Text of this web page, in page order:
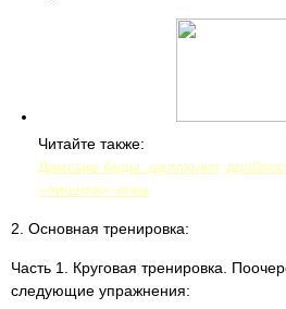
Читайте также:
Дамские беды: целлюлит,
«лишняя» кожа
2. Основная тренировка:
Часть 1. Круговая тренировка.
следующие упражнения: